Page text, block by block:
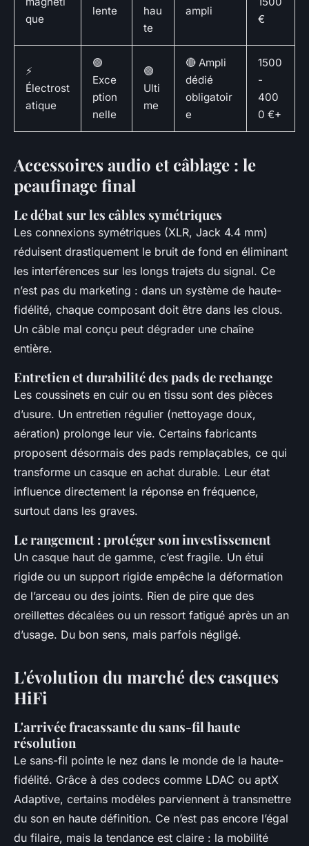
que
lente
hau
te
ampli
€
⚡
Électrost
atique
🟢
Exce
ption
nelle
🟢
Ulti
me
🔴 Ampli
dédié
obligatoir
e
1500
-
400
0 €+
Accessoires audio et câblage : le
peaufinage final
Le débat sur les câbles symétriques
Les connexions symétriques (XLR, Jack 4.4 mm)
réduisent drastiquement le bruit de fond en éliminant
les interférences sur les longs trajets du signal. Ce
n’est pas du marketing : dans un système de haute-
fidélité, chaque composant doit être dans les clous.
Un câble mal conçu peut dégrader une chaîne
entière.
Entretien et durabilité des pads de rechange
Les coussinets en cuir ou en tissu sont des pièces
d’usure. Un entretien régulier (nettoyage doux,
aération) prolonge leur vie. Certains fabricants
proposent désormais des pads remplaçables, ce qui
transforme un casque en achat durable. Leur état
influence directement la réponse en fréquence,
surtout dans les graves.
Le rangement : protéger son investissement
Un casque haut de gamme, c’est fragile. Un étui
rigide ou un support rigide empêche la déformation
de l’arceau ou des joints. Rien de pire que des
oreillettes décalées ou un ressort fatigué après un an
d’usage. Du bon sens, mais parfois négligé.
L'évolution du marché des casques
HiFi
L'arrivée fracassante du sans-fil haute
résolution
Le sans-fil pointe le nez dans le monde de la haute-
fidélité. Grâce à des codecs comme LDAC ou aptX
Adaptive, certains modèles parviennent à transmettre
du son en haute définition. Ce n’est pas encore l’égal
du filaire, mais la tendance est claire : la mobilité